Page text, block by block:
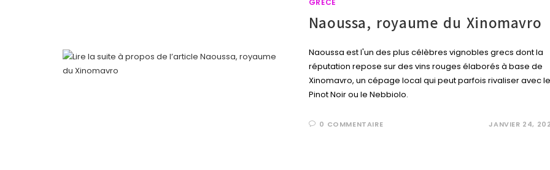
GRÈCE
Naoussa, royaume du Xinomavro
Naoussa est l'un des plus célèbres vignobles grecs dont la
réputation repose sur des vins rouges élaborés à base de
Xinomavro, un cépage local qui peut parfois rivaliser avec le
Pinot Noir ou le Nebbiolo.
0 COMMENTAIRE JANVIER 24,